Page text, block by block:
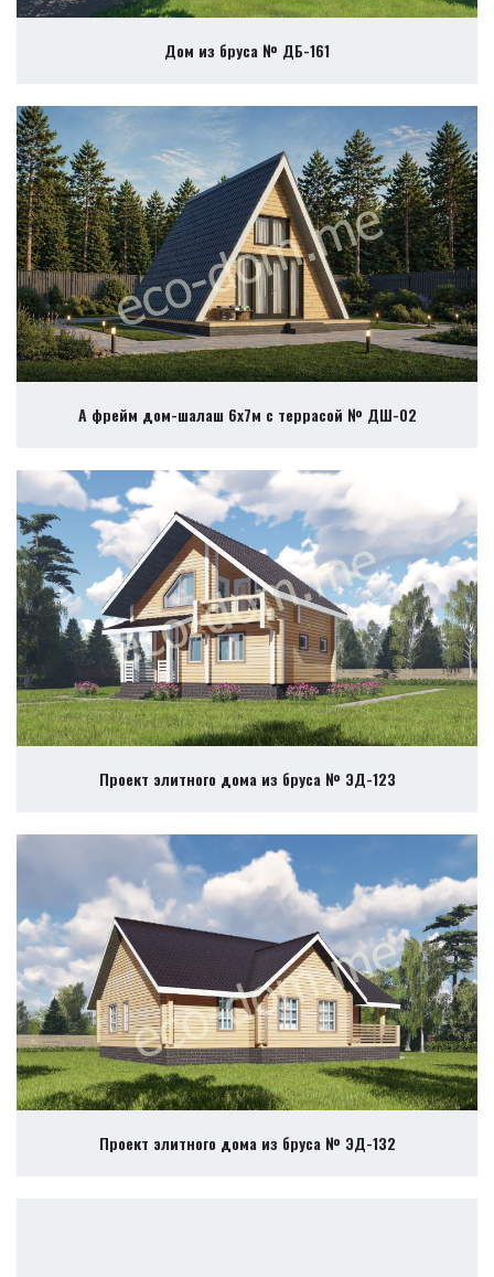
Дом из бруса № ДБ-161
А фрейм дом-шалаш 6х7м с террасой № ДШ-02
Проект элитного дома из бруса № ЭД-123
Проект элитного дома из бруса № ЭД-132